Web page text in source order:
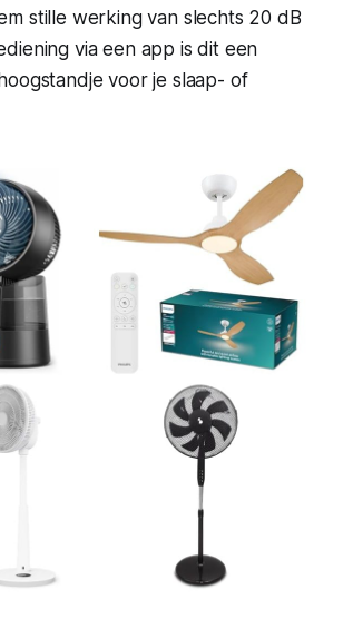
stille werking van slechts 20 dB
via een app is dit een
voor je slaap- of